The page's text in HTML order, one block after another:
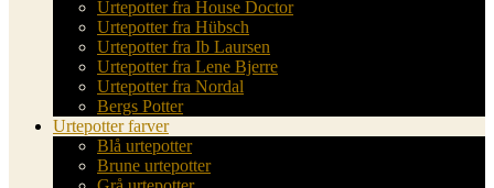
Urtepotter fra House Doctor
Urtepotter fra Hübsch
Urtepotter fra Ib Laursen
Urtepotter fra Lene Bjerre
Urtepotter fra Nordal
Bergs Potter
Urtepotter farver
Blå urtepotter
Brune urtepotter